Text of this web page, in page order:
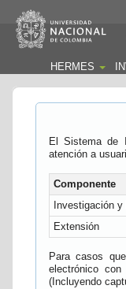
HERMES
El Sistema de
atención a
Componente
Investigación y
Extensión
Para casos
electrónico
(Incluyendo